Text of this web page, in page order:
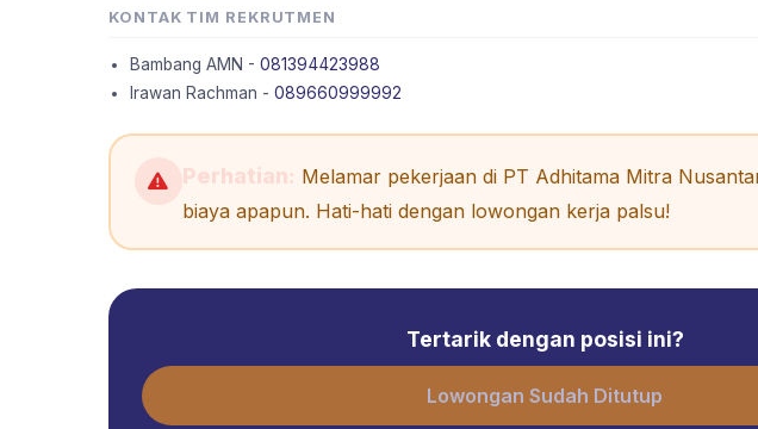
KONTAK TIM REKRUTMEN
Bambang AMN - 081394423988
Irawan Rachman - 089660999992
Perhatian: Melamar pekerjaan di PT Adhitama Mitra
biaya apapun. Hati-hati dengan lowongan kerja palsu!
Tertarik dengan posisi ini?
Lowongan Sudah Ditutup